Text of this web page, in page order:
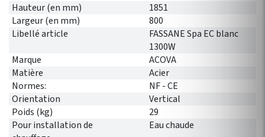
Hauteur (en mm)
1851
Largeur (en mm)
800
Libellé article
FASSANE Spa EC blanc
1300W
Marque
ACOVA
Matière
Acier
Normes:
NF - CE
Orientation
Vertical
Poids (kg)
29
Pour installation de
Eau chaude